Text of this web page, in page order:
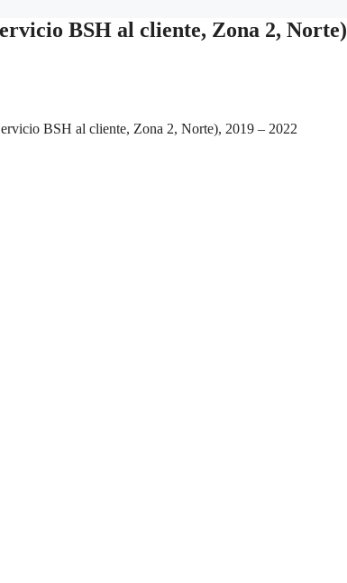
BSH al cliente, Zona 2, Norte)
BSH al cliente, Zona 2, Norte), 2019 – 2022